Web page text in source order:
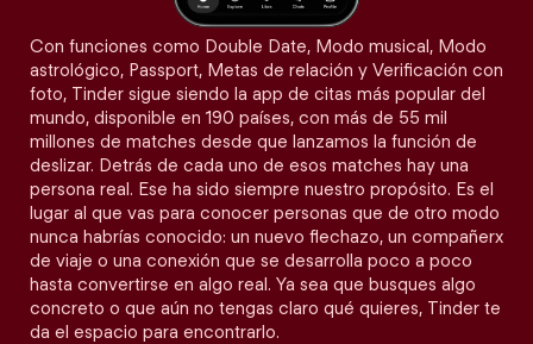
Con funciones como Double Date, Modo musical, Modo
astrológico, Passport, Metas de relación y Verificación con
foto, Tinder sigue siendo la app de citas más popular del
mundo, disponible en 190 países, con más de 55 mil
millones de matches desde que lanzamos la función de
deslizar. Detrás de cada uno de esos matches hay una
persona real. Ese ha sido siempre nuestro propósito. Es el
lugar al que vas para conocer personas que de otro modo
nunca habrías conocido: un nuevo flechazo, un compañerx
de viaje o una conexión que se desarrolla poco a poco
hasta convertirse en algo real. Ya sea que busques algo
concreto o que aún no tengas claro qué quieres, Tinder te
da el espacio para encontrarlo.